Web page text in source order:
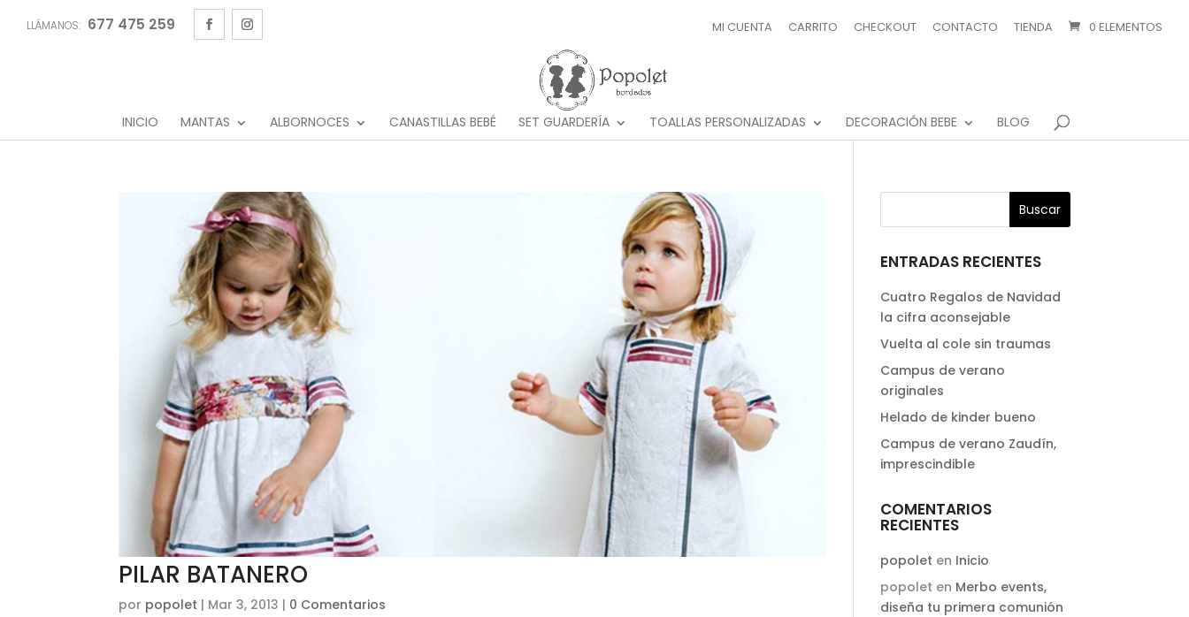
LLÁMANOS: 677 475 259 MI CUENTA CARRITO CHECKOUT CONTACTO TIENDA 0 ELEMENTOS
INICIO MANTAS ALBORNOCES CANASTILLAS BEBÉ SET GUARDERÍA TOALLAS PERSONALIZADAS DECORACIÓN BEBE BLOG
PILAR BATANERO
por popolet | Mar 3, 2013 | 0 Comentarios
ENTRADAS RECIENTES
Cuatro Regalos de Navidad
la cifra aconsejable
Vuelta al cole sin traumas
Campus de verano
originales
Helado de kinder bueno
Campus de verano Zaudín,
imprescindible
COMENTARIOS
RECIENTES
popolet en Inicio
popolet en Merbo events,
diseña tu primera comunión